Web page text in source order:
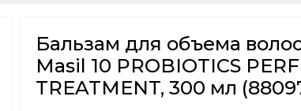
Бальзам для объема
Masil 10 PROBIOTICS
TREATMENT, 300 мл